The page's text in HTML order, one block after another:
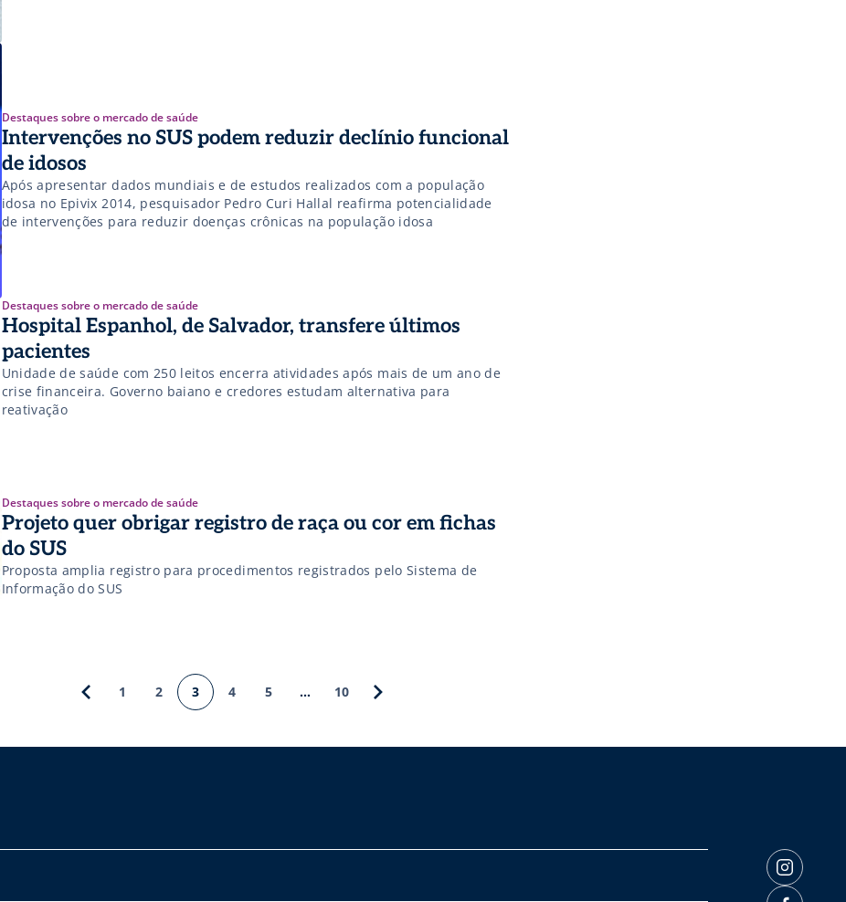
Destaques sobre o mercado de saúde
Intervenções no SUS podem reduzir declínio funcional
de idosos
Após apresentar dados mundiais e de estudos realizados com a população
idosa no Epivix 2014, pesquisador Pedro Curi Hallal reafirma potencialidade
de intervenções para reduzir doenças crônicas na população idosa
Destaques sobre o mercado de saúde
Hospital Espanhol, de Salvador, transfere últimos
pacientes
Unidade de saúde com 250 leitos encerra atividades após mais de um ano de
crise financeira. Governo baiano e credores estudam alternativa para
reativação
Destaques sobre o mercado de saúde
Projeto quer obrigar registro de raça ou cor em fichas
do SUS
Proposta amplia registro para procedimentos registrados pelo Sistema de
Informação do SUS
1 2 3 4 5 … 10